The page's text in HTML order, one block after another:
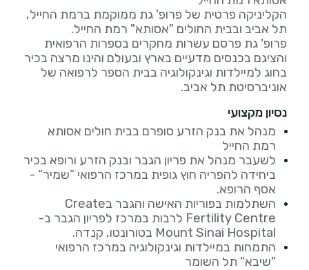
הקליניקה פרטית של פרופ' גת ממוקמת ברמת החייל,
פרופ' גת פרסם עשרות מחקרים בספרות הרפואית
והציגם בכנסים מדעיים בארץ ובעולם והינו מרצה בכיר
בחוג למיילדות וגינקולוגיה בבית הספר לרפואה של
אוניברסיטת תל אביב.
נסיון מקצועי
מנהל את בנק הזרע סופרם בבית חולים אסותא
רמת החייל
לשעבר מנהל את פריון הגבר ובנק הזרע ורופא בכיר
ביחידה להפריה חוץ גופית במרכז הרפואי ”שמיר“ -
אסף הרופא.
השתלמות בפוריות האישה והגבר בCreate
Fertility Centre לרבות במרכז לפריון הגבר ב-
Mount Sinai Hospital בטורונטו, קנדה.
התמחות במיילדות וגינקולוגיה במרכז הרפואי
"שיבא" תל השומר